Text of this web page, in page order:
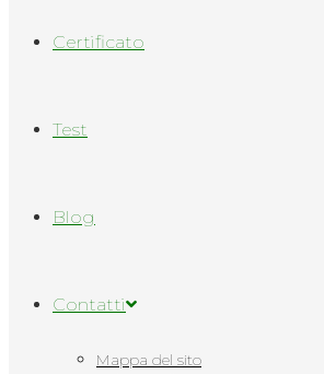
Сertificato
Test
Blog
Contatti
Mappa del sito